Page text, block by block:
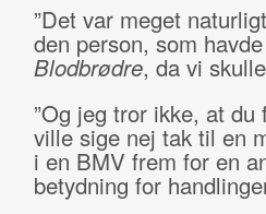
”Det var meget
den person, som
Blodbrødre, da vi
”Og jeg tror ikke, at
ville sige nej tak til en
i en BMV frem for en
betydning for